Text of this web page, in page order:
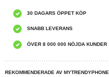
30 DAGARS ÖPPET KÖP
SNABB LEVERANS
ÖVER 8 000 000 NÖJDA KUNDER
REKOMMENDERADE AV MYTRENDYPHONE